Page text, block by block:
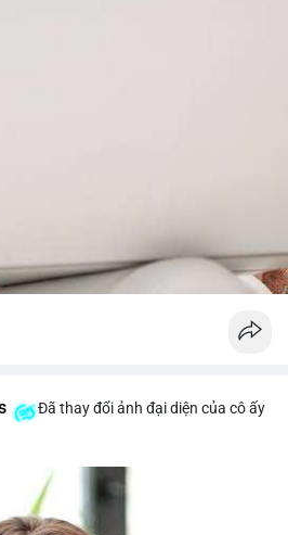
đủ tại dòng thời gian của Vlike.vn!
Đã thay đổi ảnh đại diện của cô ấy